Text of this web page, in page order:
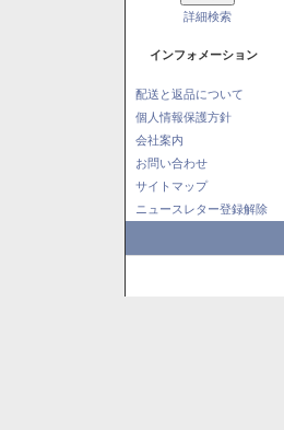
詳細検索
インフォメーション
配送と返品について
個人情報保護方針
会社案内
お問い合わせ
サイトマップ
ニュースレター登録解除